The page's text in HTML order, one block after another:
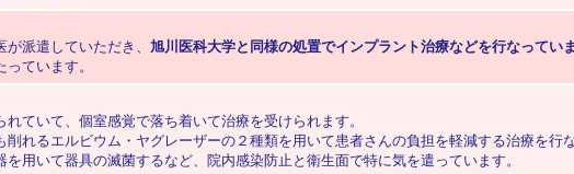
派遣していただき、 旭川医科大学と同様の処置でインプラント治療などを行なってい
ています。
ていて、個室感覚で落ち着いて治療を受けられます。
れるエルビウム・ヤグレーザーの２種類を用いて患者さんの負担を軽減する治療を行
用いて器具の滅菌するなど、院内感染防止と衛生面で特に気を遣っています。